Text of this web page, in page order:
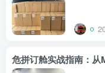
危拼订舱实战指南：